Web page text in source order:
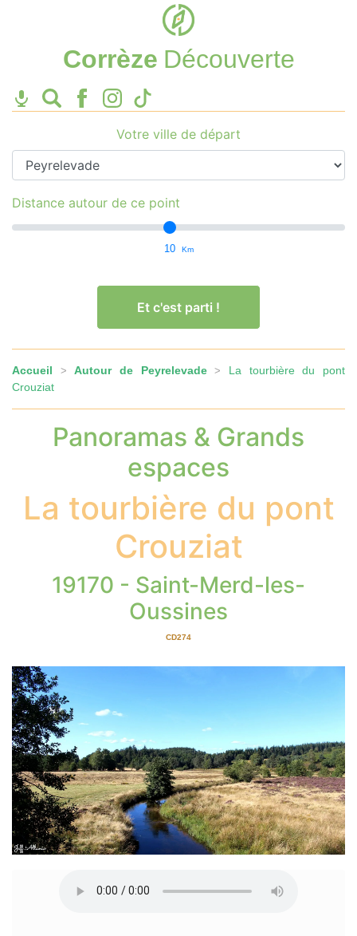
Corrèze Découverte
Votre ville de départ
Distance autour de ce point
10 Km
Et c'est parti !
Accueil >Autour de Peyrelevade> La tourbière du pont
Crouziat
Panoramas & Grands
espaces
La tourbière du pont
Crouziat
19170 - Saint-Merd-les-
Oussines
CD274